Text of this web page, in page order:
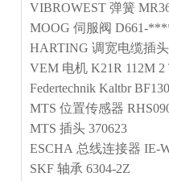
VIBROWEST 弹簧
MOOG 伺服阀 D661-
HARTING 调宽电缆插
VEM 电机 K21R 112M 2
Federtechnik Kaltbr
MTS 位置传感器
MTS 插头 370623
ESCHA 总线连接器 IE-
SKF 轴承 6304-2Z